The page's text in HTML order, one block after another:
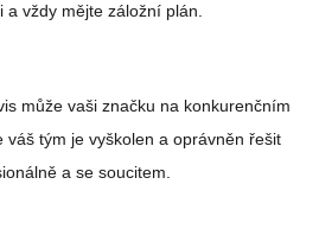
a vždy mějte záložní plán.
může vaši značku na konkurenčním
váš tým je vyškolen a oprávněn řešit
a se soucitem.